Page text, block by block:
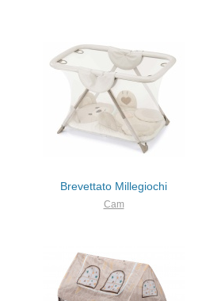
Brevettato Millegiochi
Cam